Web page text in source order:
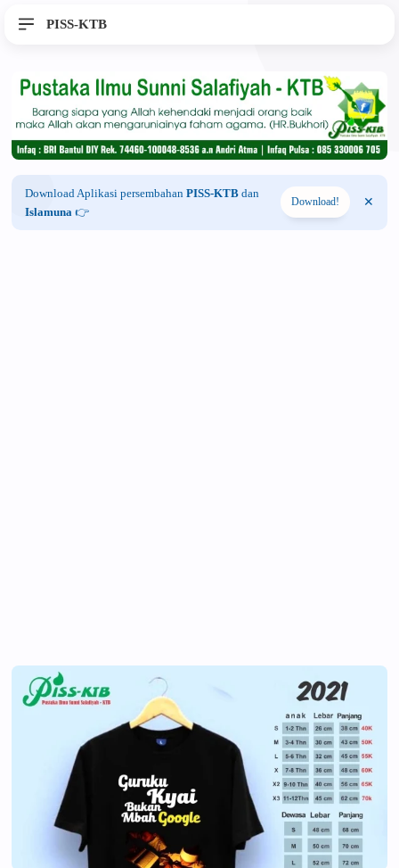
PISS-KTB
Download Aplikasi persembahan PISS-KTB dan
Islamuna 👉
Download!